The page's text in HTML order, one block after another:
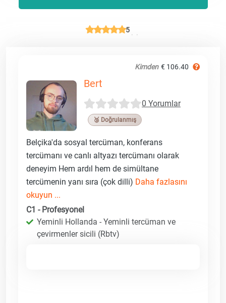
5
Kimden € 106.40
Bert
0 Yorumlar
🥉 Doğrulanmış
Belçika'da sosyal tercüman, konferans
tercümanı ve canlı altyazı tercümanı olarak
deneyim Hem ardıl hem de simültane
tercümenin yanı sıra (çok dilli) Daha fazlasını
okuyun ...
C1 - Profesyonel
Yeminli Hollanda - Yeminli tercüman ve
çevirmenler sicili (Rbtv)